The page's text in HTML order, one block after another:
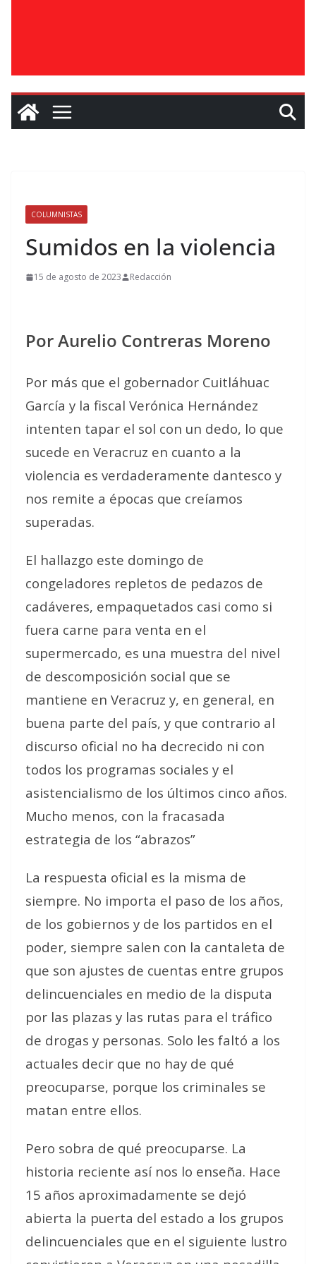
COLUMNISTAS
Sumidos en la violencia
15 de agosto de 2023 Redacción
Por Aurelio Contreras Moreno
Por más que el gobernador Cuitláhuac
García y la fiscal Verónica Hernández
intenten tapar el sol con un dedo, lo que
sucede en Veracruz en cuanto a la
violencia es verdaderamente dantesco y
nos remite a épocas que creíamos
superadas.
El hallazgo este domingo de
congeladores repletos de pedazos de
cadáveres, empaquetados casi como si
fuera carne para venta en el
supermercado, es una muestra del nivel
de descomposición social que se
mantiene en Veracruz y, en general, en
buena parte del país, y que contrario al
discurso oficial no ha decrecido ni con
todos los programas sociales y el
asistencialismo de los últimos cinco años.
Mucho menos, con la fracasada
estrategia de los “abrazos”
La respuesta oficial es la misma de
siempre. No importa el paso de los años,
de los gobiernos y de los partidos en el
poder, siempre salen con la cantaleta de
que son ajustes de cuentas entre grupos
delincuenciales en medio de la disputa
por las plazas y las rutas para el tráfico
de drogas y personas. Solo les faltó a los
actuales decir que no hay de qué
preocuparse, porque los criminales se
matan entre ellos.
Pero sobra de qué preocuparse. La
historia reciente así nos lo enseña. Hace
15 años aproximadamente se dejó
abierta la puerta del estado a los grupos
delincuenciales que en el siguiente lustro